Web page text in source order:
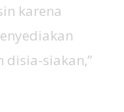
karena
disia-siakan,”